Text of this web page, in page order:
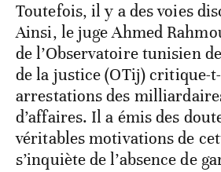
Toutefois, il y a des voies
Ainsi, le juge Ahmed
de l’Observatoire tunisien
de la justice (OTij) critique-
arrestations des
d’affaires. Il a émis des
véritables motivations de
s’inquiète de l’absence de